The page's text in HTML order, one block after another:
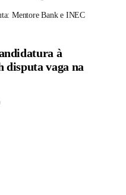
Mentore Bank e INEC
à
disputa vaga na